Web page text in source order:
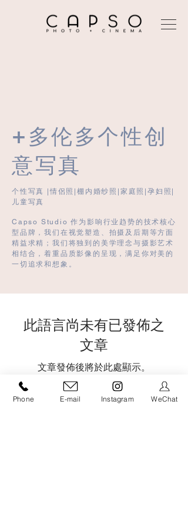
+多伦多个性创
意写真
个性写真 |情侶照|棚内婚纱照|家庭照|孕妇照|
儿童写真
Capso Studio 作为影响行业趋势的技术核心
型品牌，我们在视觉塑造、拍摄及后期等方面
精益求精；我们将独到的美学理念与摄影艺术
相结合，着重品质影像的呈现，满足你对美的
一切追求和想象。
此語言尚未有已發佈之
文章
文章發佈後將於此處顯示。
Phone E-mail Instagram WeChat